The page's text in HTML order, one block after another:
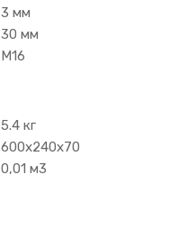
3 мм
30 мм
М16
5.4 кг
600х240х70
0,01 м3